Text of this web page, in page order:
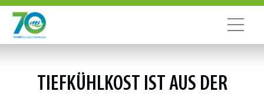
TIEFKÜHLKOST IST AUS DER